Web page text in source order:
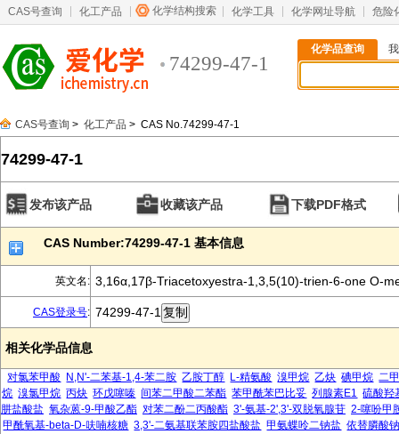
CAS号查询 化工产品 化学结构搜索 化学工具 化学网址导航 危险
74299-47-1
化学品查询
CAS号查询 > 化工产品 > CAS No.74299-47-1
74299-47-1
发布该产品 收藏该产品 下载PDF格式
CAS Number:74299-47-1 基本信息
英文名: 3,16α,17β-Triacetoxyestra-1,3,5(10)-trien-6-one O-
CAS登录号: 74299-47-1
相关化学品信息
对氯苯甲酸 N,N'-二苯基-1,4-苯二胺 乙胺丁醇 L-精氨酸 溴甲烷 乙炔 碘甲烷 二
烷 溴氯甲烷 丙炔 环戊噻嗪 间苯二甲酸二苯酯 苯甲酰苯巴比妥 列腺素E1 硫酸羟
肼盐酸盐 氧杂蒽-9-甲酸乙酯 对苯二酚二丙酸酯 3'-氨基-2',3'-双脱氧腺苷 2-噻吩甲
甲酰氧基-beta-D-呋喃核糖 3,3'-二氨基联苯胺四盐酸盐 甲氨蝶呤二钠盐 依替膦酸